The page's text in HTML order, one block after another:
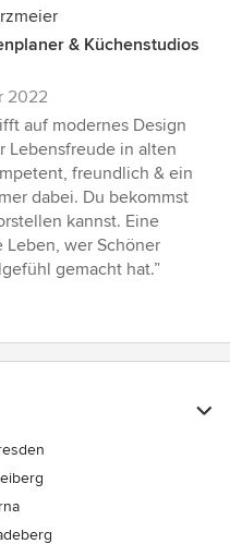
& Küchenstudios
2022
auf modernes Design
Lebensfreude in alten
freundlich & ein
dabei. Du bekommst
kannst. Eine
Leben, wer Schöner
gemacht hat.”